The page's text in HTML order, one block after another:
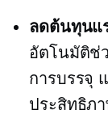
ลดต้นทุนแ
อัตโนมัติช่
การบรรจุ
ประสิทธิภ